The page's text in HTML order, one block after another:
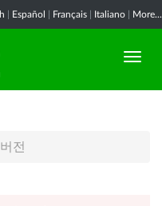
Español Français Italiano More...
전